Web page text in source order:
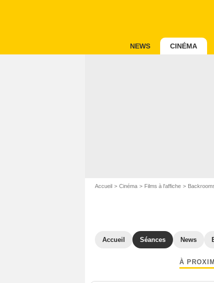
NEWS CINÉMA
Accueil Cinéma Films à l'affiche
Accueil Séances News
À